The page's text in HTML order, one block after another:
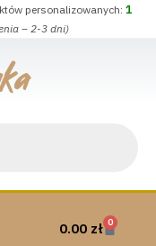
personalizowanych: 1
– 2-3 dni)
0.00 zł 0